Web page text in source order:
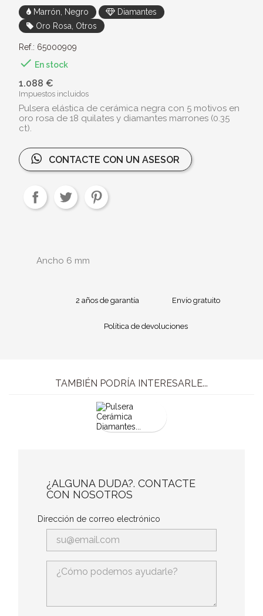
Marrón, Negro
Diamantes
Oro Rosa, Otros
Ref.: 65000909
 En stock
1.088 €
Impuestos incluidos
Pulsera elástica de cerámica negra con 5 motivos en
oro rosa de 18 quilates y diamantes marrones (0.35
ct).
CONTACTE CON UN ASESOR
Ancho 6 mm
2 años de garantía Envío gratuito
Política de devoluciones
TAMBIÉN PODRÍA INTERESARLE...
¿ALGUNA DUDA?. CONTACTE
CON NOSOTROS
Dirección de correo electrónico